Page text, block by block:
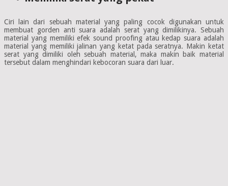
Ciri lain dari sebuah material yang paling cocok digunakan untuk
membuat gorden anti suara adalah serat yang dimilikinya. Sebuah
material yang memiliki efek sound proofing atau kedap suara adalah
material yang memiliki jalinan yang ketat pada seratnya. Makin ketat
serat yang dimiliki oleh sebuah material, maka makin baik material
tersebut dalam menghindari kebocoran suara dari luar.